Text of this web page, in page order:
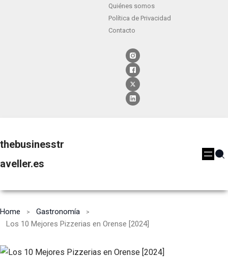
Quiénes somos
Política de Privacidad
Contacto
thebusinesstr
aveller.es
Home
Gastronomía
Los 10 Mejores Pizzerias en Orense [2024]